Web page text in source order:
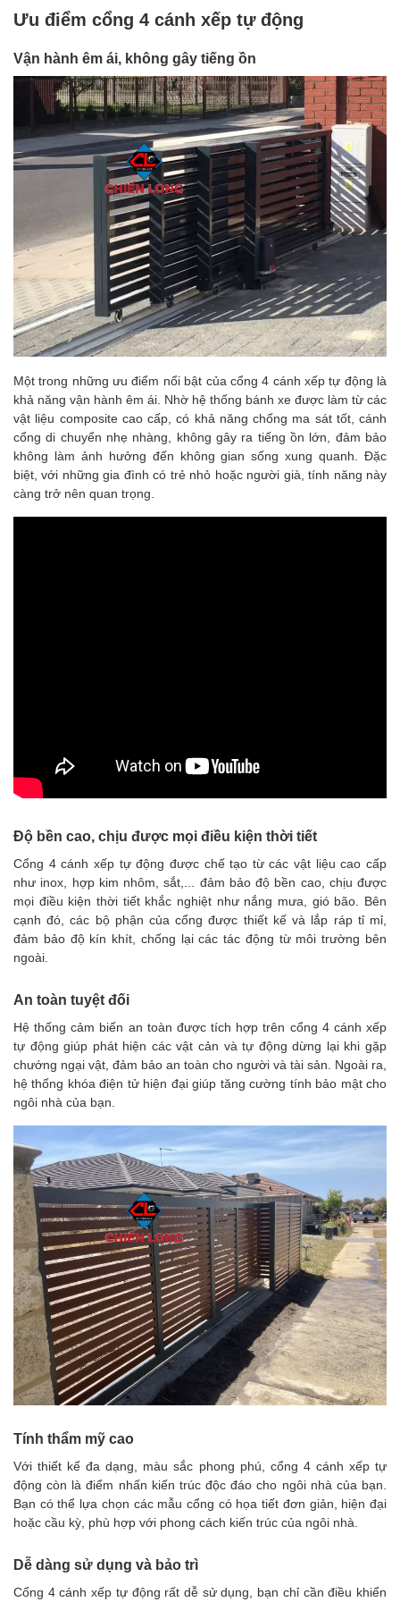
Ưu điểm cổng 4 cánh xếp tự động
Vận hành êm ái, không gây tiếng ồn
Một trong những ưu điểm nổi bật của cổng 4 cánh xếp tự động là
khả năng vận hành êm ái. Nhờ hệ thống bánh xe được làm từ các
vật liệu composite cao cấp, có khả năng chống ma sát tốt, cánh
cổng di chuyển nhẹ nhàng, không gây ra tiếng ồn lớn, đảm bảo
không làm ảnh hưởng đến không gian sống xung quanh. Đặc
biệt, với những gia đình có trẻ nhỏ hoặc người già, tính năng này
càng trở nên quan trọng.
Độ bền cao, chịu được mọi điều kiện thời tiết
Cổng 4 cánh xếp tự động được chế tạo từ các vật liệu cao cấp
như inox, hợp kim nhôm, sắt,... đảm bảo độ bền cao, chịu được
mọi điều kiện thời tiết khắc nghiệt như nắng mưa, gió bão. Bên
cạnh đó, các bộ phận của cổng được thiết kế và lắp ráp tỉ mỉ,
đảm bảo độ kín khít, chống lại các tác động từ môi trường bên
ngoài.
An toàn tuyệt đối
Hệ thống cảm biến an toàn được tích hợp trên cổng 4 cánh xếp
tự động giúp phát hiện các vật cản và tự động dừng lại khi gặp
chướng ngại vật, đảm bảo an toàn cho người và tài sản. Ngoài ra,
hệ thống khóa điện tử hiện đại giúp tăng cường tính bảo mật cho
ngôi nhà của bạn.
Tính thẩm mỹ cao
Với thiết kế đa dạng, màu sắc phong phú, cổng 4 cánh xếp tự
động còn là điểm nhấn kiến trúc độc đáo cho ngôi nhà của bạn.
Bạn có thể lựa chọn các mẫu cổng có họa tiết đơn giản, hiện đại
hoặc cầu kỳ, phù hợp với phong cách kiến trúc của ngôi nhà.
Dễ dàng sử dụng và bảo trì
Cổng 4 cánh xếp tự động rất dễ sử dụng, bạn chỉ cần điều khiển